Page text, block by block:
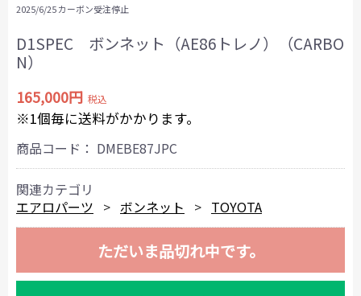
2025/6/25 カーボン受注停止
D1SPEC ボンネット（AE86トレノ）（CARBO
N）
165,000円 税込
※1個毎に送料がかかります。
商品コード： DMEBE87JPC
関連カテゴリ
エアロパーツ
ボンネット TOYOTA
ただいま品切れ中です。